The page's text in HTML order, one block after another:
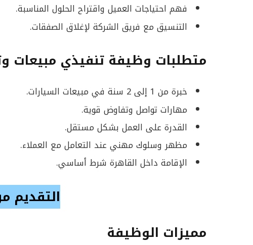
فهم احتياجات العميل واقتراح الحلول المناسبة.
التنسيق مع فريق الشركة لإغلاق الصفقات.
متطلبات وظيفة تنفيذي مبيعات
خبرة من 1 إلى 2 سنة في مبيعات السيارات.
مهارات تواصل وتفاوض قوية.
القدرة على العمل بشكل مستقل.
مظهر وسلوك مهني عند التعامل مع العملاء.
الإقامة داخل القاهرة شرط أساسي.
التقديم
مميزات الوظيفة